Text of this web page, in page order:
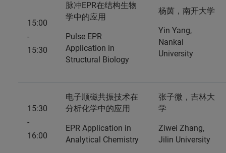
15:00
-
15:30
脉冲EPR在结构生物
学中的应用
Pulse EPR
Application in
Structural Biology
杨茵，南开大学
Yin Yang,
Nankai
University
15:30
-
16:00
电子顺磁共振技术在
分析化学中的应用
EPR Application in
Analytical Chemistry
张子微，吉林大
学
Ziwei Zhang,
Jilin University